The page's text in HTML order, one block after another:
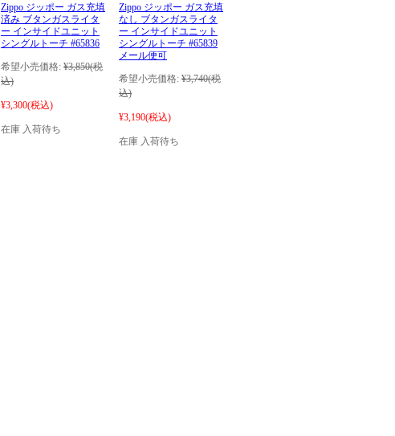
Zippo ジッポー ガス充填
済み ブタンガスライタ
ー インサイドユニット
シングルトーチ #65836
希望小売価格: ¥3,850(税
込)
¥3,300(税込)
在庫 入荷待ち
Zippo ジッポー ガス充填
なし ブタンガスライタ
ー インサイドユニット
シングルトーチ #65839
メール便可
希望小売価格: ¥3,740(税
込)
¥3,190(税込)
在庫 入荷待ち